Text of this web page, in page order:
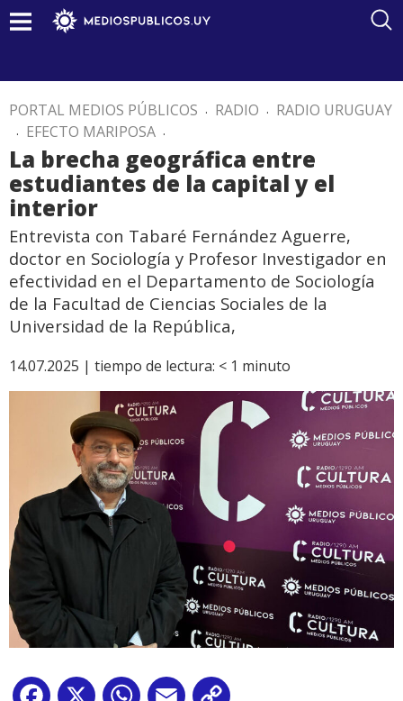
PORTAL MEDIOS PÚBLICOS . RADIO . RADIO URUGUAY
. EFECTO MARIPOSA .
La brecha geográfica entre
estudiantes de la capital y el
interior
Entrevista con Tabaré Fernández Aguerre,
doctor en Sociología y Profesor Investigador en
efectividad en el Departamento de Sociología
de la Facultad de Ciencias Sociales de la
Universidad de la República,
14.07.2025 | tiempo de lectura: < 1 minuto